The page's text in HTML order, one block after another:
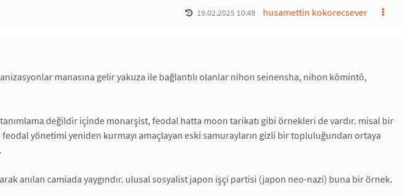
husamettin kokorecsever
19.02.2025 10:48
manasına gelir yakuza ile bağlantılı olanlar nihon seinensha, nihon kōmintō,
değildir içinde monarşist, feodal hatta moon tarikatı gibi örnekleri de vardır. misal bir
yönetimi yeniden kurmayı amaçlayan eski samurayların gizli bir topluluğundan ortaya
anılan camiada yaygındır. ulusal sosyalist japon işçi partisi (japon neo-nazi) buna bir örnek.